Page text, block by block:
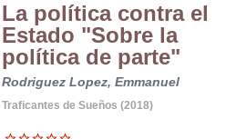
La política contra el
Estado "Sobre la
política de parte"
Rodriguez Lopez, Emmanuel
Traficantes de Sueños (2018)